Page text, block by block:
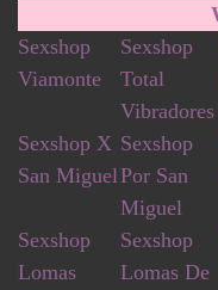
Sexshop
Viamonte
Sexshop
Total
Vibradores
Sexshop X
San Miguel
Sexshop
Por San
Miguel
Sexshop
Lomas
Sexshop
Lomas De